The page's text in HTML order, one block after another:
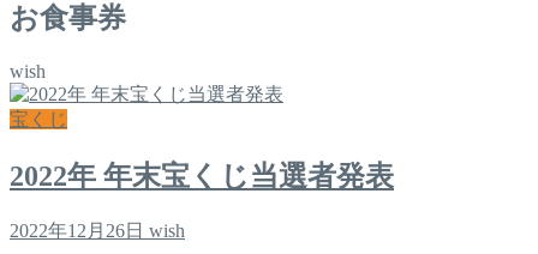
お食事券
wish
宝くじ
2022年 年末宝くじ当選者発表
2022年12月26日 wish